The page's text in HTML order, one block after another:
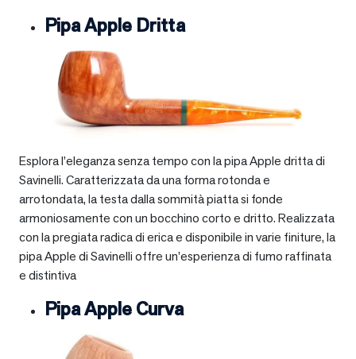
Pipa Apple Dritta
Esplora l’eleganza senza tempo con la pipa Apple dritta di
Savinelli. Caratterizzata da una forma rotonda e
arrotondata, la testa dalla sommità piatta si fonde
armoniosamente con un bocchino corto e dritto. Realizzata
con la pregiata radica di erica e disponibile in varie finiture, la
pipa Apple di Savinelli offre un’esperienza di fumo raffinata
e distintiva
Pipa Apple Curva